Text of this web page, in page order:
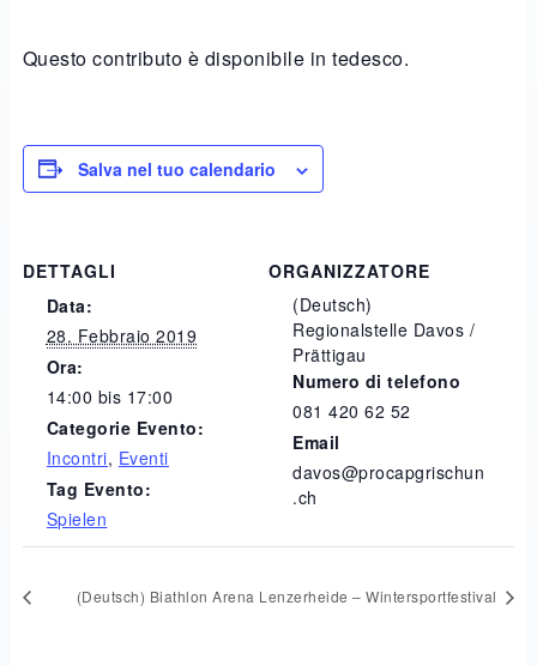
Questo contributo è disponibile in tedesco.
Salva nel tuo calendario
DETTAGLI
Data:
28. Febbraio 2019
Ora:
14:00 bis 17:00
Categorie Evento:
Incontri, Eventi
Tag Evento:
Spielen
ORGANIZZATORE
(Deutsch)
Regionalstelle Davos /
Prättigau
Numero di telefono
081 420 62 52
Email
davos@procapgrischun
.ch
(Deutsch) Biathlon Arena Lenzerheide – Wintersportfestival